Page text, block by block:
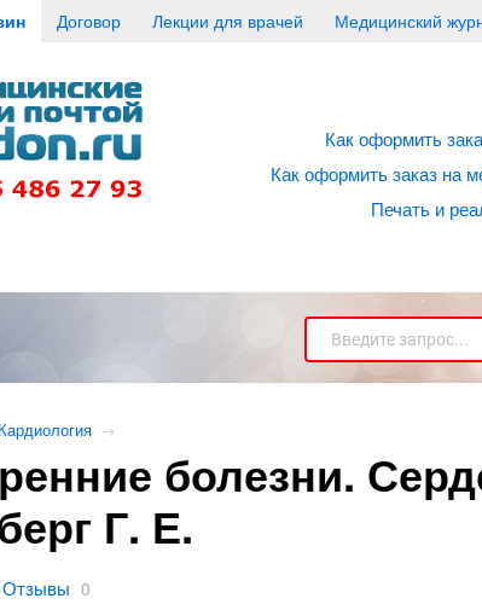
Договор Лекции для врачей Медицинский
Как оформить
Как оформить заказ на
Печать и
Кардиология →
болезни.
Г. Е.
Отзывы 0